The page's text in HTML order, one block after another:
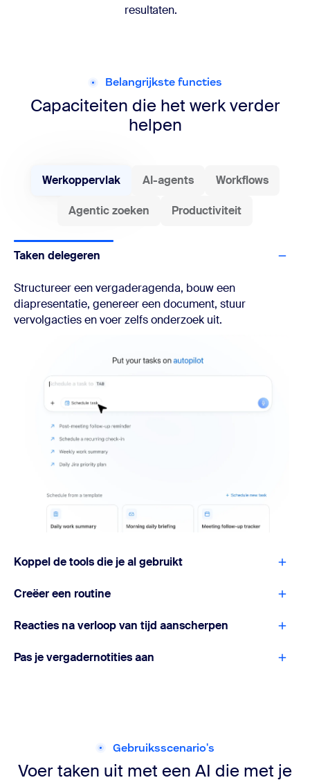
resultaten.
Belangrijkste functies
Capaciteiten die het werk verder
helpen
Werkoppervlak AI-agents Workflows
Agentic zoeken Productiviteit
Taken delegeren
Structureer een vergaderagenda, bouw een
diapresentatie, genereer een document, stuur
vervolgacties en voer zelfs onderzoek uit.
Koppel de tools die je al gebruikt
Creëer een routine
Reacties na verloop van tijd aanscherpen
Pas je vergadernotities aan
Gebruiksscenario's
Voer taken uit met een AI die met je